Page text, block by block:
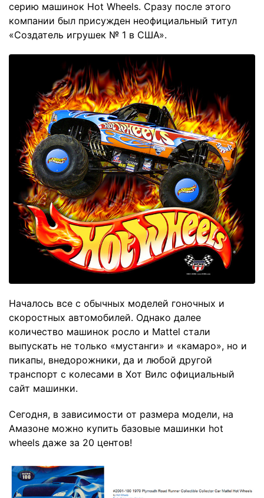
серию машинок Hot Wheels. Сразу после этого
компании был присужден неофициальный титул
«Создатель игрушек № 1 в США».
Началось все с обычных моделей гоночных и
скоростных автомобилей. Однако далее
количество машинок росло и Mattel стали
выпускать не только «мустанги» и «камаро», но и
пикапы, внедорожники, да и любой другой
транспорт с колесами в Хот Вилс официальный
сайт машинки.
Сегодня, в зависимости от размера модели, на
Амазоне можно купить базовые машинки hot
wheels даже за 20 центов!